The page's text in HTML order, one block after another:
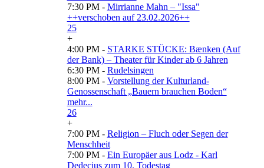
7:30 PM - Mirrianne Mahn – "Issa"
++verschoben auf 23.02.2026++
25
+
4:00 PM - STARKE STÜCKE: Bænken (Auf
der Bank) – Theater für Kinder ab 6 Jahren
6:30 PM - Rudelsingen
8:00 PM - Vorstellung der Kulturland-
Genossenschaft „Bauern brauchen Boden“
mehr...
26
+
7:00 PM - Religion – Fluch oder Segen der
Menschheit
7:00 PM - Ein Europäer aus Lodz - Karl
Dedecius zum 10. Todestag